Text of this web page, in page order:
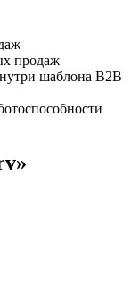
продаж
шаблона B2B